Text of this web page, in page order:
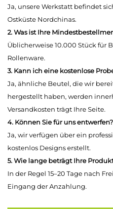
Ja, unsere Werkstatt befindet
Ostküste Nordchinas.
2. Was ist Ihre
Üblicherweise 10.000 Stück für
Rollenware.
3. Kann ich eine kostenlose
Ja, ähnliche Beutel, die wir
hergestellt haben, werden
Versandkosten trägt Ihre Seite.
4. Können Sie für uns entwerfen?
Ja, wir verfügen über ein
kostenlos Designs erstellt.
5. Wie lange beträgt Ihre
In der Regel 15–20 Tage nach
Eingang der Anzahlung.